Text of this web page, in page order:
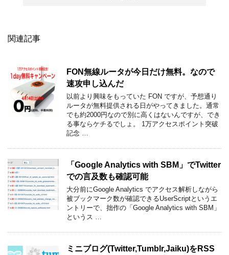
関連記事
FON無線ルータが今日だけ無料。なので
速攻申し込んだ
以前より興味をもっていた FON ですが、予想通り
ルータが無料提供される日がやってきました。通常
でも約2000円なので別に高くはないんですが、でき
る事ならケチるでしょ。 1万アクセスポイント突破
記念 …
「Google Analytics with SBM」でTwitter
での言及数も確認可能
大分前にGoogle Analytics でアクセス解析しながら
被ブックマーク数が確認できるUserScriptというエ
ントリーで、拙作の「Google Analytics with SBM」
というス …
ミニブログ(Twitter,Tumblr,Jaiku)をRSS